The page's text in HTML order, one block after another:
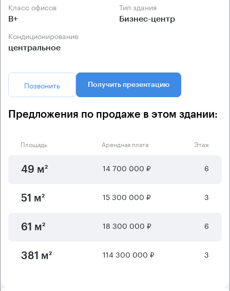
Класс офисов
B+
Тип здания
Бизнес-центр
Кондиционирование
центральное
Позвонить Получить презентацию
Предложения по продаже в этом здании:
Площадь Арендная плата Этаж
49 м² 14 700 000 ₽ 6
51 м² 15 300 000 ₽ 3
61 м² 18 300 000 ₽ 6
381 м² 114 300 000 ₽ 3